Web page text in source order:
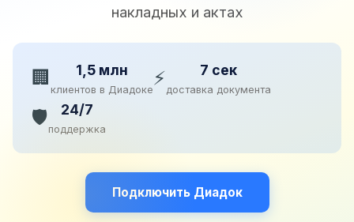
накладных и актах
🏢 1,5 млн
клиентов в Диадоке⚡ 7 сек
доставка документа
🛡️ 24/7
поддержка
Подключить Диадок